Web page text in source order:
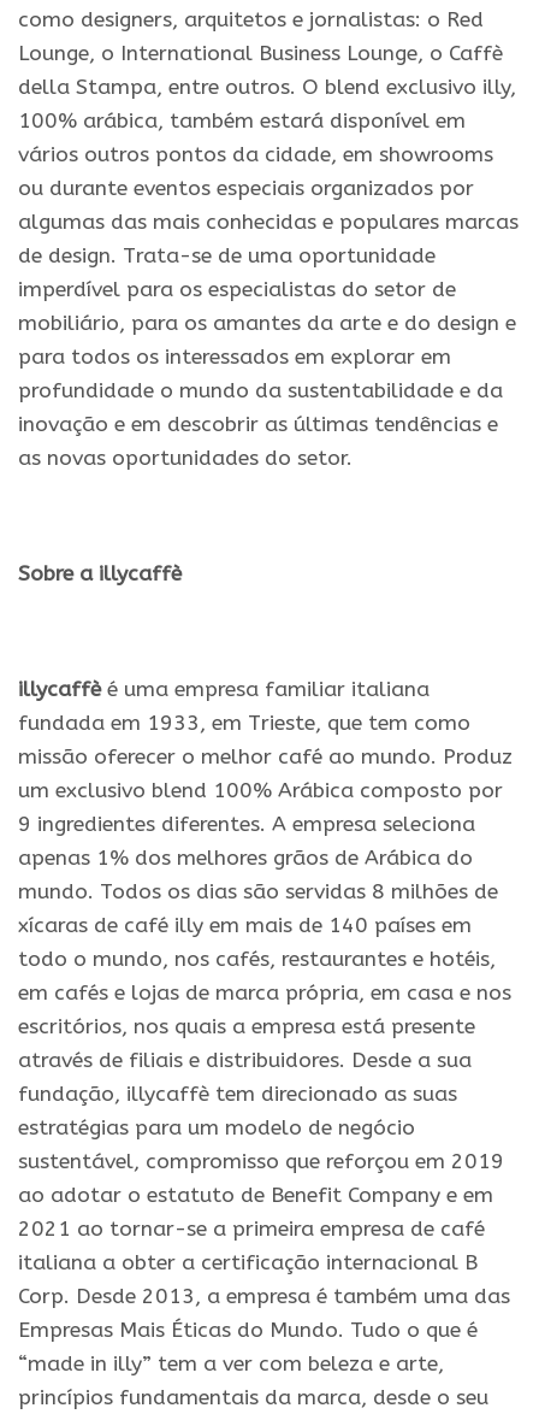
como designers, arquitetos e jornalistas: o Red
Lounge, o International Business Lounge, o Caffè
della Stampa, entre outros. O blend exclusivo illy,
100% arábica, também estará disponível em
vários outros pontos da cidade, em showrooms
ou durante eventos especiais organizados por
algumas das mais conhecidas e populares marcas
de design. Trata-se de uma oportunidade
imperdível para os especialistas do setor de
mobiliário, para os amantes da arte e do design e
para todos os interessados em explorar em
profundidade o mundo da sustentabilidade e da
inovação e em descobrir as últimas tendências e
as novas oportunidades do setor.
Sobre a illycaffè
illycaffèé uma empresa familiar italiana
fundada em 1933, em Trieste, que tem como
missão oferecer o melhor café ao mundo. Produz
um exclusivo blend 100% Arábica composto por
9 ingredientes diferentes. A empresa seleciona
apenas 1% dos melhores grãos de Arábica do
mundo. Todos os dias são servidas 8 milhões de
xícaras de café illy em mais de 140 países em
todo o mundo, nos cafés, restaurantes e hotéis,
em cafés e lojas de marca própria, em casa e nos
escritórios, nos quais a empresa está presente
através de filiais e distribuidores. Desde a sua
fundação, illycaffè tem direcionado as suas
estratégias para um modelo de negócio
sustentável, compromisso que reforçou em 2019
ao adotar o estatuto de Benefit Company e em
2021 ao tornar-se a primeira empresa de café
italiana a obter a certificação internacional B
Corp. Desde 2013, a empresa é também uma das
Empresas Mais Éticas do Mundo. Tudo o que é
“made in illy” tem a ver com beleza e arte,
princípios fundamentais da marca, desde o seu